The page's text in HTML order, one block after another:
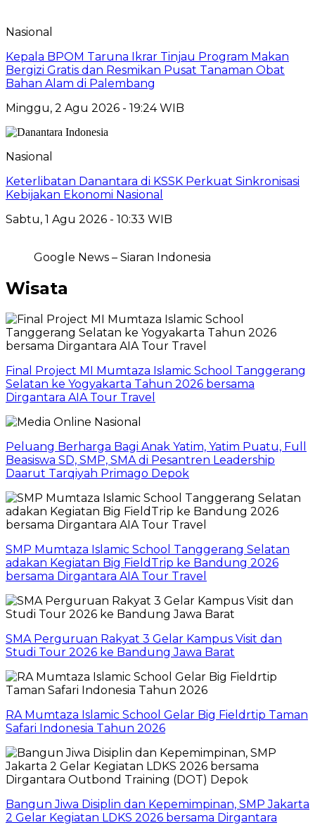
Nasional
Kepala BPOM Taruna Ikrar Tinjau Program Makan
Bergizi Gratis dan Resmikan Pusat Tanaman Obat
Bahan Alam di Palembang
Minggu, 2 Agu 2026 - 19:24 WIB
Nasional
Keterlibatan Danantara di KSSK Perkuat Sinkronisasi
Kebijakan Ekonomi Nasional
Sabtu, 1 Agu 2026 - 10:33 WIB
Google News – Siaran Indonesia
Wisata
Final Project MI Mumtaza Islamic School Tanggerang
Selatan ke Yogyakarta Tahun 2026 bersama
Dirgantara AIA Tour Travel
Peluang Berharga Bagi Anak Yatim, Yatim Puatu, Full
Beasiswa SD, SMP, SMA di Pesantren Leadership
Daarut Tarqiyah Primago Depok
SMP Mumtaza Islamic School Tanggerang Selatan
adakan Kegiatan Big FieldTrip ke Bandung 2026
bersama Dirgantara AIA Tour Travel
SMA Perguruan Rakyat 3 Gelar Kampus Visit dan
Studi Tour 2026 ke Bandung Jawa Barat
RA Mumtaza Islamic School Gelar Big Fieldrtip Taman
Safari Indonesia Tahun 2026
Bangun Jiwa Disiplin dan Kepemimpinan, SMP Jakarta
2 Gelar Kegiatan LDKS 2026 bersama Dirgantara